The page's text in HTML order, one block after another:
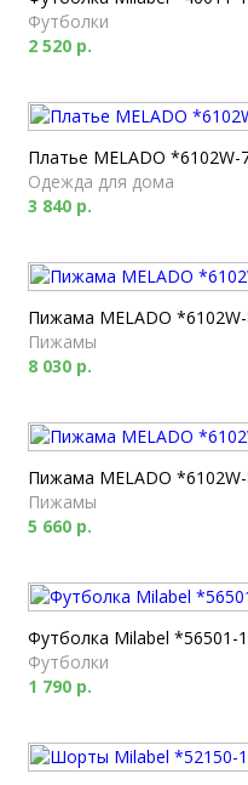
Футболки
2 520 р.
Платье MELADO *6102W-
Одежда для дома
3 840 р.
Пижама MELADO *6102W-
Пижамы
8 030 р.
Пижама MELADO
Пижамы
5 660 р.
Футболка Milabel *56501-
Футболки
1 790 р.